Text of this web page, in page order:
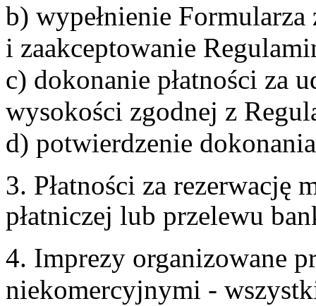
b) wypełnienie Formularza
i zaakceptowanie
c) dokonanie płatności za
wysokości zgodnej z
d) potwierdzenie
3. Płatności za rezerwację
płatniczej lub przelewu
4. Imprezy organizowane
niekomercyjnymi -